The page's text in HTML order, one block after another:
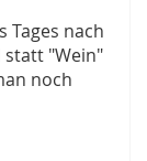
Tages nach
statt "Wein"
noch